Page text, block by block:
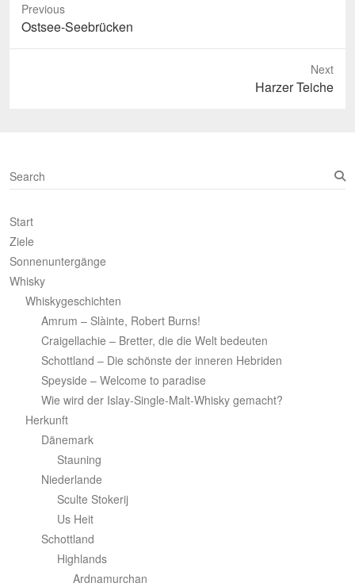
Previous
Previous
post:
Ostsee-Seebrücken
Next
Harzer Teiche
S
e
r
c
h
Start
Ziele
Sonnenuntergänge
Whisky
Whiskygeschichten
Amrum – Slàinte, Robert Burns!
Craigellachie – Bretter, die die Welt bedeuten
Schottland – Die schönste der inneren Hebriden
Speyside – Welcome to paradise
Wie wird der Islay-Single-Malt-Whisky gemacht?
Herkunft
Dänemark
Stauning
Niederlande
Sculte Stokerij
Us Heit
Schottland
Highlands
Ardnamurchan